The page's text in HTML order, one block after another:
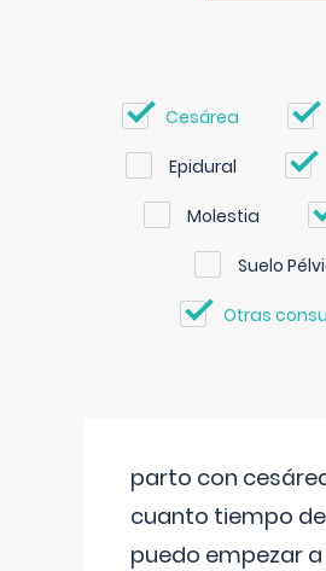
Cesárea
Epidural
Molestia
Suelo
Otras
parto con
cuanto tiempo
puedo empezar